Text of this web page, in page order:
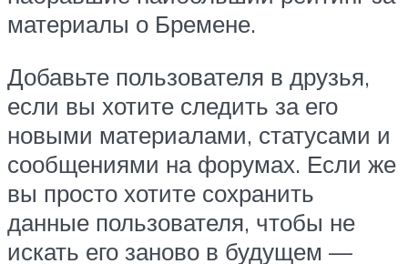
материалы о Бремене.
Добавьте пользователя в друзья,
если вы хотите следить за его
новыми материалами, статусами и
сообщениями на форумах. Если же
вы просто хотите сохранить
данные пользователя, чтобы не
искать его заново в будущем —